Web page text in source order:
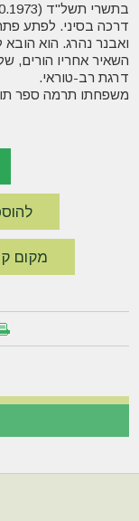
דרכה בסיני. לפתע
ואבנר נהרג. הוא הובא
השאיר אחריו הורים,
דרגת רב-טוראי.
משפחתו תרמה ספר
מקום